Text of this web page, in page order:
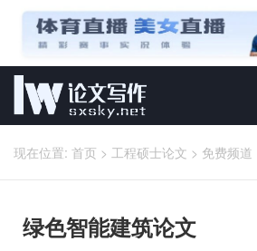
现在位置: 首页 > 工程硕士论文 > 免费频道
绿色智能建筑论文